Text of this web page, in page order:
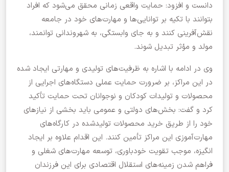
دانست و افزود: حمایت واقعی زمانی محقق می‌شود که افراد
بتوانند با تکیه بر توانایی‌ها و مهارت‌های خود در جامعه
نقش‌آفرینی کنند و به جای وابستگی، به شهروندانی توانمند،
مولد و مؤثر تبدیل شوند.
وی در ادامه با اشاره به ظرفیت‌های تولیدی و مهارتی ایجاد شده
در این مراکز، بر ضرورت حمایت عملی دستگاه‌های اجرایی از
محصولات و تولیدات کودکان و نوجوانان تحت حمایت تأکید
کرد و گفت: بخش‌های دولتی و عمومی باید بخشی از نیازهای
خود را از طریق خرید محصولات تولیدشده در کارگاه‌های
مهارت‌آموزی این مراکز تأمین کنند. این اقدام علاوه بر ایجاد
انگیزه، موجب تقویت خودباوری، توسعه مهارت‌های شغلی و
فراهم شدن زمینه‌های استقلال اقتصادی برای این فرزندان